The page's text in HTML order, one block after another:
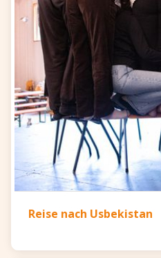
Reise nach Usbekistan